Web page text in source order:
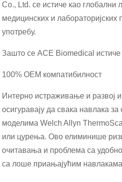
Co., Ltd. се истиче као глобални
медицинских и лабораторијских
употребу.
Зашто се ACE Biomedical истиче
100% OEM компатибилност
Интерно истраживање и развој
осигуравају да свака навлака
моделима Welch Allyn
или цурења. Ово елиминише
очитавања и проблема са
са лоше приањајућим